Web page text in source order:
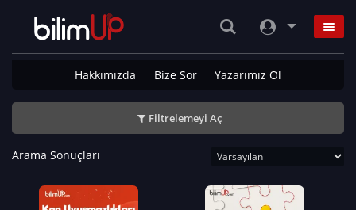
Hakkımızda Bize Sor Yazarımız Ol
Filtrelemeyi Aç
Arama Sonuçları